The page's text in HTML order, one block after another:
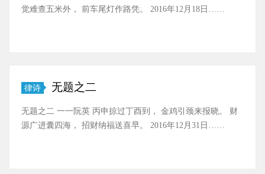
觉难查五米外， 前车尾灯作路凭。 2016年12月18日……
律诗 无题之二
无题之二 一一阮英 丙申掠过丁酉到， 金鸡引颈来报晓。 财
源广进囊四海， 招财纳福送喜早。 2016年12月31日……